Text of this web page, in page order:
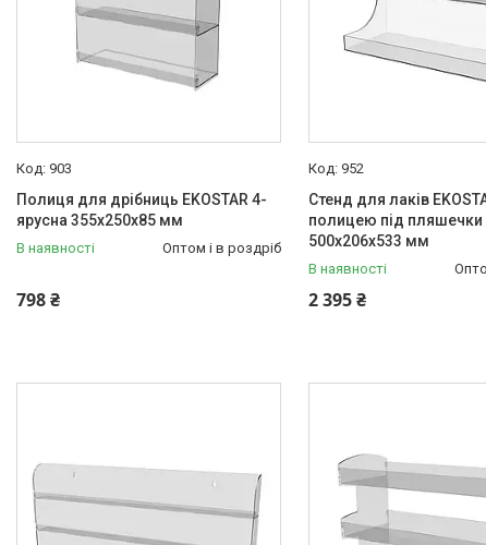
903
Полиця для дрібниць EKOSTAR 4-
ярусна 355х250х85 мм
В наявності Оптом і в роздріб
798 ₴
952
Стенд для лаків
полицею під пляшечки
500х206х533 мм
В наявності
2 395 ₴